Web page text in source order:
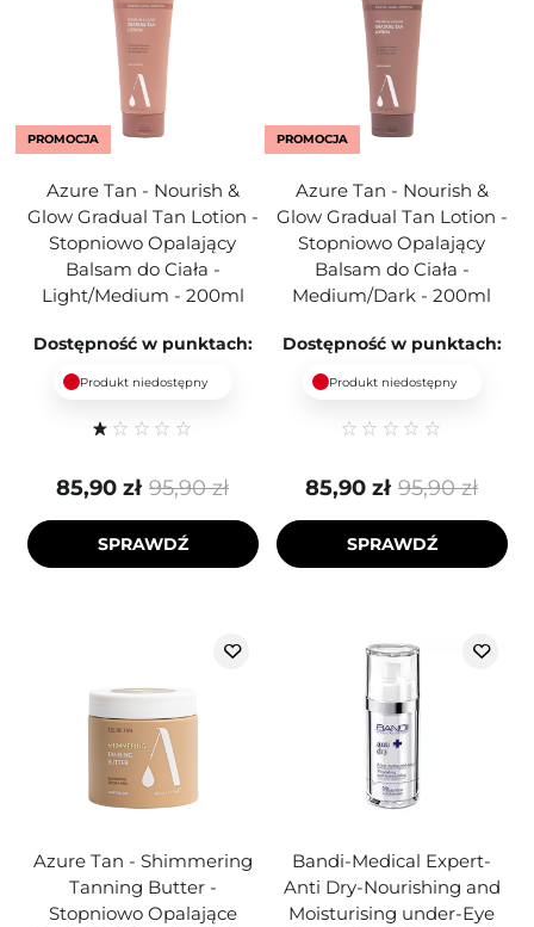
PROMOCJA
Azure Tan - Nourish &
Glow Gradual Tan Lotion -
Stopniowo Opalający
Balsam do Ciała -
Light/Medium - 200ml
Dostępność w punktach:
Produkt niedostępny
95,90 zł
85,90 zł
SPRAWDŹ
PROMOCJA
Azure Tan - Nourish &
Glow Gradual Tan Lotion -
Stopniowo Opalający
Balsam do Ciała -
Medium/Dark - 200ml
Dostępność w punktach:
Produkt niedostępny
95,90 zł
85,90 zł
SPRAWDŹ
Azure Tan - Shimmering
Tanning Butter -
Stopniowo Opalające
Bandi-Medical Expert-
Anti Dry-Nourishing and
Moisturising under-Eye